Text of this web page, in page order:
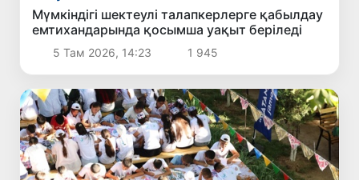
Мүмкіндігі шектеулі талапкерлерге қабылдау
емтихандарында қосымша уақыт беріледі
5 Там 2026, 14:23 1 945